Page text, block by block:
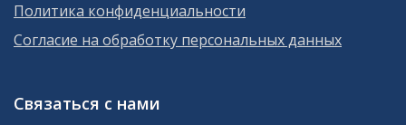
Политика конфиденциальности
Согласие на обработку персональных данных
Связаться с нами